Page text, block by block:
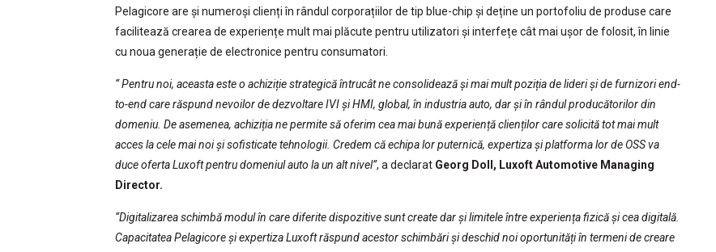
Pelagicore are și numeroși clienți în rândul corporațiilor de tip blue-chip și deține un portofoliu de produse care
facilitează crearea de experiențe mult mai plăcute pentru utilizatori și interfețe cât mai ușor de folosit, în linie
cu noua generație de electronice pentru consumatori.
“ Pentru noi, aceasta este o achiziție strategică întrucât ne consolidează și mai mult poziția de lideri și de furnizori end-
to-end care răspund nevoilor de dezvoltare IVI și HMI, global, în industria auto, dar și în rândul producătorilor din
domeniu. De asemenea, achiziția ne permite să oferim cea mai bună experiență clienților care solicită tot mai mult
acces la cele mai noi și sofisticate tehnologii. Credem că echipa lor puternică, expertiza și platforma lor de OSS va
duce oferta Luxoft pentru domeniul auto la un alt nivel”, a declarat Georg Doll, Luxoft Automotive Managing
Director.
“Digitalizarea schimbă modul în care diferite dispozitive sunt create dar și limitele între experiența fizică și cea digitală.
Capacitatea Pelagicore și expertiza Luxoft răspund acestor schimbări și deschid noi oportunități în termeni de creare